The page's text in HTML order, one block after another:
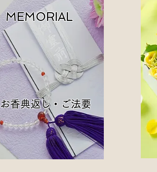
MEMORIAL
お香典返し・ご法要